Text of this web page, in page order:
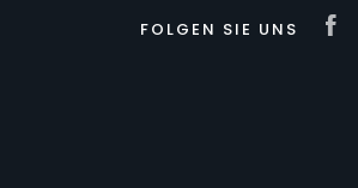
FOLGEN SIE UNS